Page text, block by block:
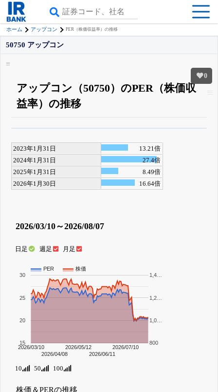
ホーム アップコン PER（株価収益率）の推移
0
50750 アップコン
アップコン（50750）のPER（株価収
益率）の推移
くできる
無料でβ版をはじめる
登録すると永久30%OFFと米株版の先行利用も付きます
2023年1月31日
13.21倍
2024年1月31日
27.4倍
2025年1月31日
8.49倍
2026年1月30日
16.64倍
2026/03/10～2026/08/07
日足 週足 月足
PER 株価
2026/03/10
2026/04/08
2026/05/12
2026/06/11
2026/07/10
15
20
25
30
800
1,0…
1,2…
1,4…
10 50 100
株価＆PERの推移